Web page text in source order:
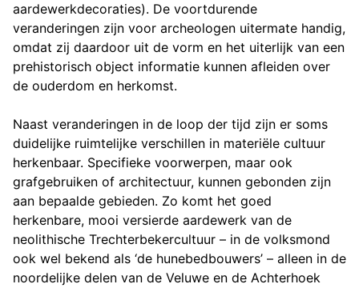
aardewerkdecoraties). De voortdurende
veranderingen zijn voor archeologen uitermate handig,
omdat zij daardoor uit de vorm en het uiterlijk van een
prehistorisch object informatie kunnen afleiden over
de ouderdom en herkomst.
Naast veranderingen in de loop der tijd zijn er soms
duidelijke ruimtelijke verschillen in materiële cultuur
herkenbaar. Specifieke voorwerpen, maar ook
grafgebruiken of architectuur, kunnen gebonden zijn
aan bepaalde gebieden. Zo komt het goed
herkenbare, mooi versierde aardewerk van de
neolithische Trechterbekercultuur – in de volksmond
ook wel bekend als ‘de hunebedbouwers’ – alleen in de
noordelijke delen van de Veluwe en de Achterhoek